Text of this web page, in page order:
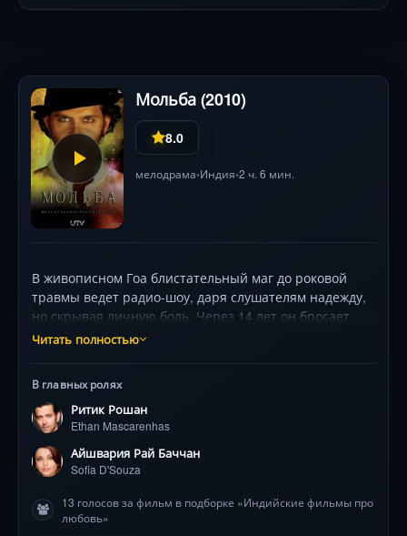
Мольба (2010)
8.0
мелодрама•Индия•2 ч. 6 мин.
В живописном Гоа блистательный маг до роковой
травмы ведет радио-шоу, даря слушателям надежду,
но скрывая личную боль. Через 14 лет он бросает
вызов системе, требуя права распоряжаться
была его опорой. Когда в их замкнутый мир
врывается восторженный ученик, жаждущий магии,
герой передает ему искусство иллюзий, параллельно
борясь за главное чудо — человеческое достоинство.
Визуальная поэзия Бхансали, игра Ритика Рошана и
ценности каждого мгновения. Фильм балансирует на
грани боли и красоты, исследуя, где заканчивается
Читать полностью
В главных ролях
Ритик Рошан
Ethan Mascarenhas
Айшвария Рай Баччан
Sofia D'Souza
13 голосов за фильм в подборке «Индийские фильмы про
любовь»